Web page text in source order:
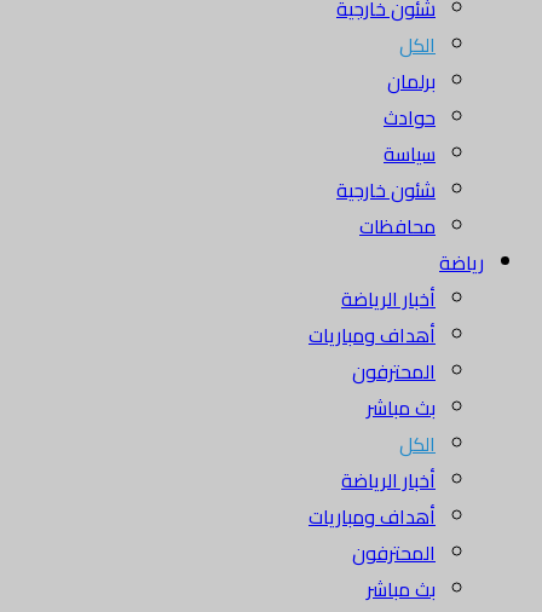
شئون خارجية
الكل
برلمان
حوادث
سياسة
شئون خارجية
محافظات
رياضة
أخبار الرياضة
أهداف ومباريات
المحترفون
بث مباشر
الكل
أخبار الرياضة
أهداف ومباريات
المحترفون
بث مباشر